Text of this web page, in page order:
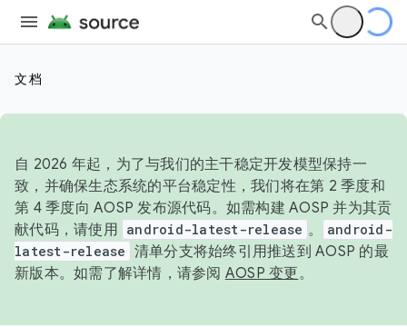
文档
自 2026 年起，为了与我们的主干稳定开发模型保持一
致，并确保生态系统的平台稳定性，我们将在第 2 季度和
第 4 季度向 AOSP 发布源代码。如需构建 AOSP 并为其贡
献代码，请使用 android-latest-release 。
android-
latest-release 清单分支将始终引用推送到 AOSP 的最
新版本。如需了解详情，请参阅 AOSP 变更。